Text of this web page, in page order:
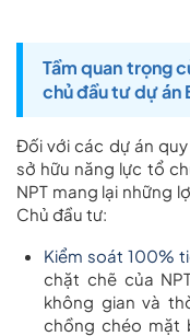
Tầm quan trọng
chủ đầu tư dự án
Đối với các dự án
sở hữu năng lực tổ
NPT mang lại những
Chủ đầu tư:
Kiểm soát 100%
chặt chẽ của
không gian và
chồng chéo mặt